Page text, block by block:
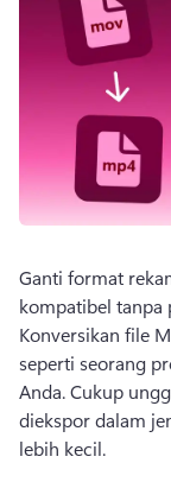
Ganti format
Konversikan file
seperti seorang
Anda. Cukup
diekspor dalam
lebih kecil.